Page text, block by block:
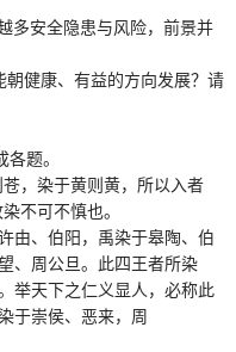
安全隐患与风险，前景并
健康、有益的方向发展？请
题。
，染于黄则黄，所以入者
不可不慎也。
、伯阳，禹染于皋陶、伯
、周公旦。此四王者所染
举天下之仁义显人，必称此
于崇侯、恶来，周